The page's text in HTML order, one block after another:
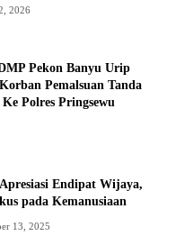
2026
Pekon Banyu Urip
Pemalsuan Tanda
Polres Pringsewu
Endipat Wijaya,
pada Kemanusiaan
13, 2025